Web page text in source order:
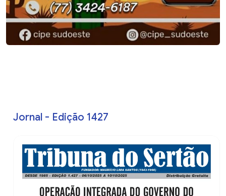
Jornal - Edição 1427